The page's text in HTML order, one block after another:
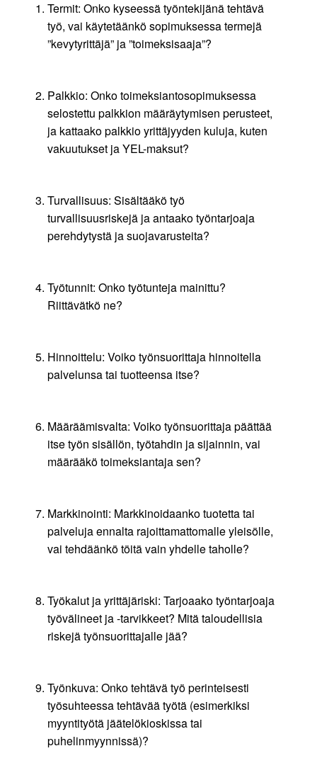
Termit: Onko kyseessä työntekijänä tehtävä
työ, vai käytetäänkö sopimuksessa termejä
”kevytyrittäjä” ja ”toimeksisaaja”?
Palkkio: Onko toimeksiantosopimuksessa
selostettu palkkion määräytymisen perusteet,
ja kattaako palkkio yrittäjyyden kuluja, kuten
vakuutukset ja YEL-maksut?
Turvallisuus: Sisältääkö työ
turvallisuusriskejä ja antaako työntarjoaja
perehdytystä ja suojavarusteita?
Työtunnit: Onko työtunteja mainittu?
Riittävätkö ne?
Hinnoittelu: Voiko työnsuorittaja hinnoitella
palvelunsa tai tuotteensa itse?
Määräämisvalta: Voiko työnsuorittaja päättää
itse työn sisällön, työtahdin ja sijainnin, vai
määrääkö toimeksiantaja sen?
Markkinointi: Markkinoidaanko tuotetta tai
palveluja ennalta rajoittamattomalle yleisölle,
vai tehdäänkö töitä vain yhdelle taholle?
Työkalut ja yrittäjäriski: Tarjoaako työntarjoaja
työvälineet ja -tarvikkeet? Mitä taloudellisia
riskejä työnsuorittajalle jää?
Työnkuva: Onko tehtävä työ perinteisesti
työsuhteessa tehtävää työtä (esimerkiksi
myyntityötä jäätelökioskissa tai
puhelinmyynnissä)?